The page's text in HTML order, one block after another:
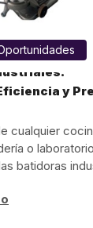
y
cualquier
o laboratorio
batidoras